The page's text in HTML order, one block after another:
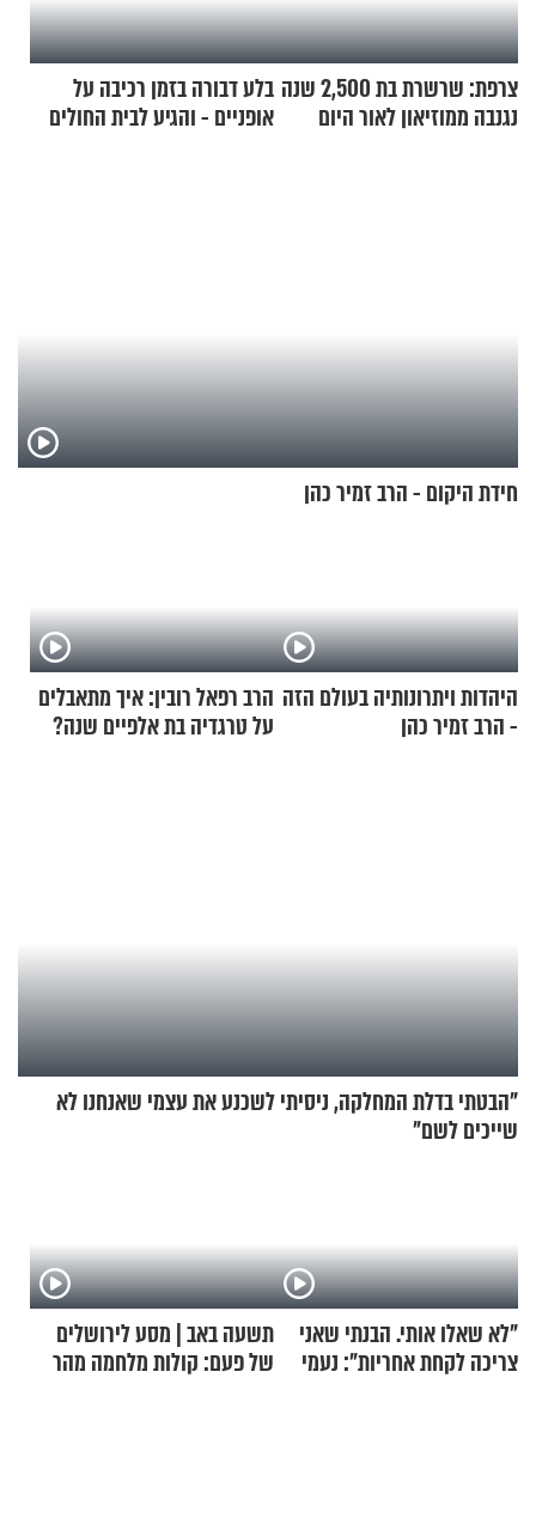
צרפת: שרשרת בת 2,500 שנה
נגנבה ממוזיאון לאור היום
בלע דבורה בזמן רכיבה על
אופניים - והגיע לבית החולים
חידת היקום - הרב זמיר כהן
היהדות ויתרונותיה בעולם הזה
- הרב זמיר כהן
הרב רפאל רובין: איך מתאבלים
על טרגדיה בת אלפיים שנה?
"הבטתי בדלת המחלקה, ניסיתי לשכנע את עצמי שאנחנו לא
שייכים לשם"
"לא שאלו אותי. הבנתי שאני
צריכה לקחת אחריות": נעמי
תשעה באב | מסע לירושלים
של פעם: קולות מלחמה מהר